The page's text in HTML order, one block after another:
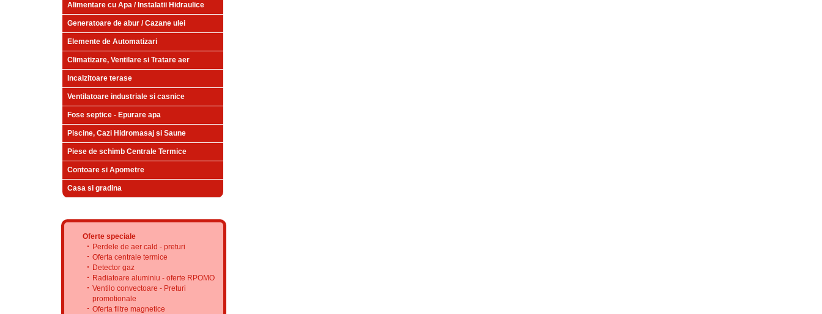
Alimentare cu Apa / Instalatii Hidraulice
Generatoare de abur / Cazane ulei
Elemente de Automatizari
Climatizare, Ventilare si Tratare aer
Incalzitoare terase
Ventilatoare industriale si casnice
Fose septice - Epurare apa
Piscine, Cazi Hidromasaj si Saune
Piese de schimb Centrale Termice
Contoare si Apometre
Casa si gradina
Oferte speciale
Perdele de aer cald - preturi
Oferta centrale termice
Detector gaz
Radiatoare aluminiu - oferte RPOMO
Ventilo convectoare - Preturi
promotionale
Oferta filtre magnetice